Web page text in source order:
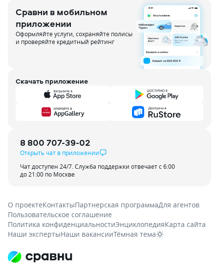
Сравни в мобильном
приложении
Оформляйте услуги, сохраняйте полисы
и проверяйте кредитный рейтинг
Скачать приложение
8 800 707-39-02
Открыть чат в приложении
Чат доступен 24/7. Служба поддержки отвечает с 6:00
до 21:00 по Москве
О проектеКонтактыПартнерская программаДля агентов
Пользовательское соглашение
Политика конфиденциальностиЭнциклопедияКарта сайта
Наши экспертыНаши вакансииТёмная тема